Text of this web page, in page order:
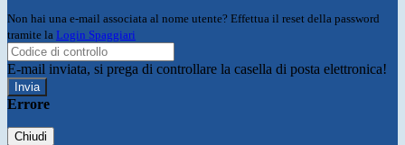
Non hai una e-mail associata al nome utente? Effettua il reset della password
tramite la Login Spaggiari
E-mail inviata, si prega di controllare la casella di posta elettronica!
Errore
Chiudi